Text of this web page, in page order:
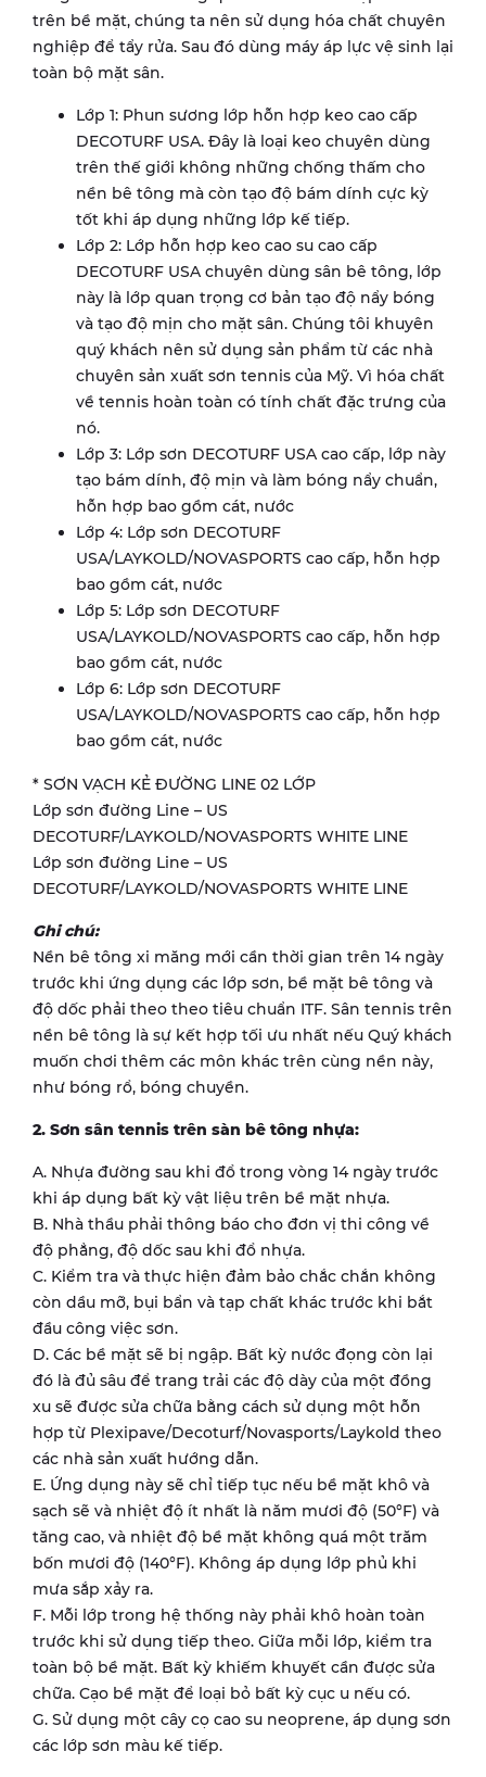
trên bề mặt, chúng ta nên sử dụng hóa chất chuyên
nghiệp để tẩy rửa. Sau đó dùng máy áp lực vệ sinh lại
toàn bộ mặt sân.
Lớp 1: Phun sương lớp hỗn hợp keo cao cấp
DECOTURF USA. Đây là loại keo chuyên dùng
trên thế giới không những chống thấm cho
nền bê tông mà còn tạo độ bám dính cực kỳ
tốt khi áp dụng những lớp kế tiếp.
Lớp 2: Lớp hỗn hợp keo cao su cao cấp
DECOTURF USA chuyên dùng sân bê tông, lớp
này là lớp quan trọng cơ bản tạo độ nẩy bóng
và tạo độ mịn cho mặt sân. Chúng tôi khuyên
quý khách nên sử dụng sản phẩm từ các nhà
chuyên sản xuất sơn tennis của Mỹ. Vì hóa chất
về tennis hoàn toàn có tính chất đặc trưng của
nó.
Lớp 3: Lớp sơn DECOTURF USA cao cấp, lớp này
tạo bám dính, độ mịn và làm bóng nẩy chuẩn,
hỗn hợp bao gồm cát, nước
Lớp 4: Lớp sơn DECOTURF
USA/LAYKOLD/NOVASPORTS cao cấp, hỗn hợp
bao gồm cát, nước
Lớp 5: Lớp sơn DECOTURF
USA/LAYKOLD/NOVASPORTS cao cấp, hỗn hợp
bao gồm cát, nước
Lớp 6: Lớp sơn DECOTURF
USA/LAYKOLD/NOVASPORTS cao cấp, hỗn hợp
bao gồm cát, nước
* SƠN VẠCH KẺ ĐƯỜNG LINE 02 LỚP
Lớp sơn đường Line – US
DECOTURF/LAYKOLD/NOVASPORTS WHITE LINE
Lớp sơn đường Line – US
DECOTURF/LAYKOLD/NOVASPORTS WHITE LINE
Ghi chú:
Nền bê tông xi măng mới cần thời gian trên 14 ngày
trước khi ứng dụng các lớp sơn, bề mặt bê tông và
độ dốc phải theo theo tiêu chuẩn ITF. Sân tennis trên
nền bê tông là sự kết hợp tối ưu nhất nếu Quý khách
muốn chơi thêm các môn khác trên cùng nền này,
như bóng rổ, bóng chuyền.
2. Sơn sân tennis trên sàn bê tông nhựa:
A. Nhựa đường sau khi đổ trong vòng 14 ngày trước
khi áp dụng bất kỳ vật liệu trên bề mặt nhựa.
B. Nhà thầu phải thông báo cho đơn vị thi công về
độ phẳng, độ dốc sau khi đổ nhựa.
C. Kiểm tra và thực hiện đảm bảo chắc chắn không
còn dầu mỡ, bụi bẩn và tạp chất khác trước khi bắt
đầu công việc sơn.
D. Các bề mặt sẽ bị ngập. Bất kỳ nước đọng còn lại
đó là đủ sâu để trang trải các độ dày của một đồng
xu sẽ được sửa chữa bằng cách sử dụng một hỗn
hợp từ Plexipave/Decoturf/Novasports/Laykold theo
các nhà sản xuất hướng dẫn.
E. Ứng dụng này sẽ chỉ tiếp tục nếu bề mặt khô và
sạch sẽ và nhiệt độ ít nhất là năm mươi độ (50°F) và
tăng cao, và nhiệt độ bề mặt không quá một trăm
bốn mươi độ (140°F). Không áp dụng lớp phủ khi
mưa sắp xảy ra.
F. Mỗi lớp trong hệ thống này phải khô hoàn toàn
trước khi sử dụng tiếp theo. Giữa mỗi lớp, kiểm tra
toàn bộ bề mặt. Bất kỳ khiếm khuyết cần được sửa
chữa. Cạo bề mặt để loại bỏ bất kỳ cục u nếu có.
G. Sử dụng một cây cọ cao su neoprene, áp dụng sơn
các lớp sơn màu kế tiếp.